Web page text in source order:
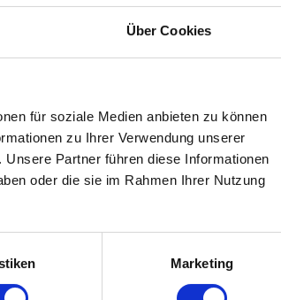
Über Cookies
für soziale Medien anbieten zu können
zu Ihrer Verwendung unserer
Partner führen diese Informationen
oder die sie im Rahmen Ihrer Nutzung
Marketing